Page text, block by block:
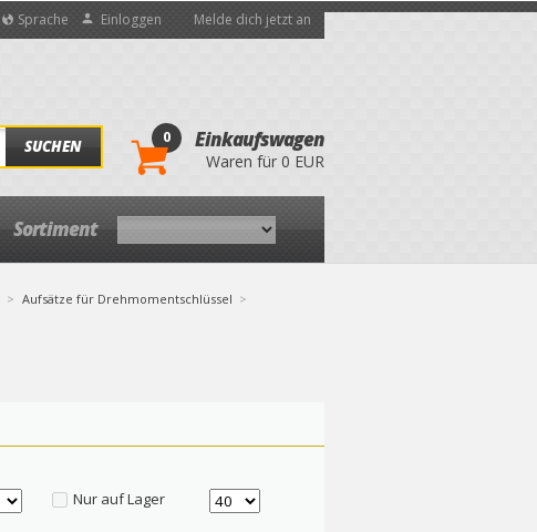
Sprache Einloggen Melde dich jetzt an
SUCHEN 0 Einkaufswagen
Waren für 0 EUR
Sortiment
Aufsätze für Drehmomentschlüssel
Nur auf Lager